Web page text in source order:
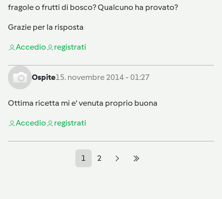
fragole o frutti di bosco? Qualcuno ha provato?
Grazie per la risposta
Accedio registrati
Ospite15. novembre 2014 - 01:27
Ottima ricetta mi e' venuta proprio buona
Accedio registrati
1 2